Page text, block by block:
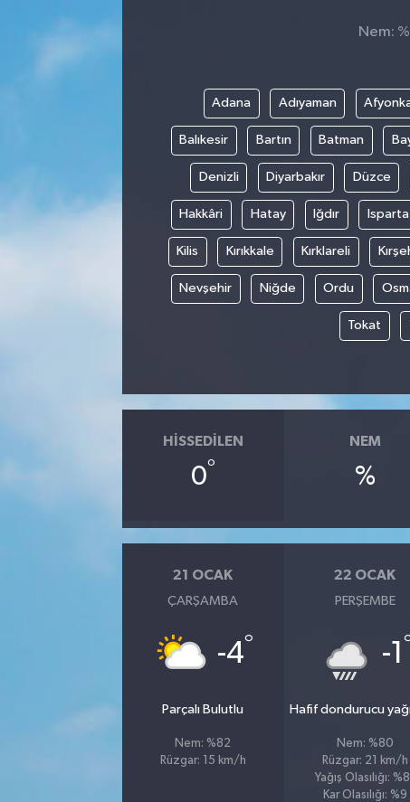
Nem:
Adana Adıyaman
Balıkesir Bartın Batman
Denizli Diyarbakır Düzce
Hakkâri Hatay Iğdır Isparta
Kilis Kırıkkale Kırklareli
Nevşehir Niğde Ordu
Tokat
HISSEDILEN
0°
NEM
%
21 OCAK
ÇARŞAMBA
-4°
Parçalı Bulutlu
Nem: %82
Rüzgar: 15 km/h
22 OCAK
PERŞEMBE
-1
Hafif dondurucu
Nem: %80
Rüzgar: 21 km/h
Yağış Olasılığı: %81
Kar Olasılığı: %9
Tarih - Kültür - Sanat - Turizm